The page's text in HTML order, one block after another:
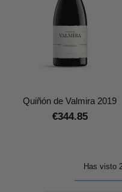
Quiñón de Valmira 2019
€344.85
Has visto